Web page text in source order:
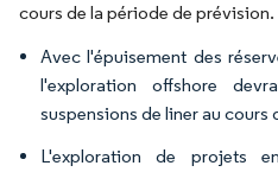
cours de la période de prévision.
Avec l'épuisement des
l'exploration offshore
suspensions de liner au
L'exploration de projets